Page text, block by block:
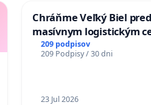
Chráňme Veľký Biel pred
masívnym logistickým
209 podpisov
209 Podpisy / 30 dni
23 Jul 2026